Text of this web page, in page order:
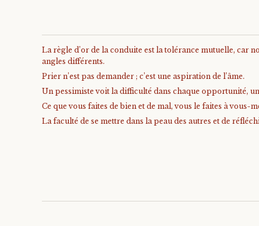
La règle d’or de la conduite est la tolérance mutuelle, car
angles différents.
Prier n’est pas demander ; c’est une aspiration de l’âme.
Un pessimiste voit la difficulté dans chaque opportunité,
Ce que vous faites de bien et de mal, vous le faites à vous-
La faculté de se mettre dans la peau des autres et de